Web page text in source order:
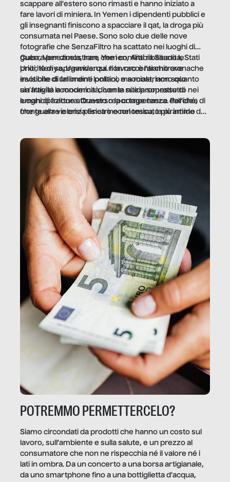
scappare all’estero sono rimasti e hanno iniziato a
fare lavori di miniera. In Yemen i dipendenti pubblici e
gli insegnanti finiscono a spacciare il qat, la droga più
consumata nel Paese. Sono solo due delle nove
fotografie che SenzaFiltro ha scattato nei luoghi di
guerra per dimostrare che i conflitti ribaltano le
priorità di sopravvivenza. Il lavoro è l’architrave
invisibile di un ordine politico e sociale, non solo
un’attività economica: diventa nitida soprattutto nei
luoghi di frattura. Questo reportage nasce dall’idea
che guerre e crisi penetrino nel tessuto più intimo
Cuba, Venezuela, Iran, Yemen, Arabia Saudita, Stati
Uniti, Kenya, Uganda: qui non raccontiamo cronache
esotiche di fallimenti lontani, ma mostriamo quanto
sia fragile la modernità, con le sue promesse di
emancipazione attraverso la competenza. Perché, di
fronte alla violenza fisica o economica, la piramide del
POTREMMO PERMETTERCELO?
Siamo circondati da prodotti che hanno un costo sul
lavoro, sull’ambiente e sulla salute, e un prezzo al
consumatore che non ne rispecchia né il valore né i
lati in ombra. Da un concerto a una borsa artigianale,
da uno smartphone fino a una bottiglietta d’acqua,